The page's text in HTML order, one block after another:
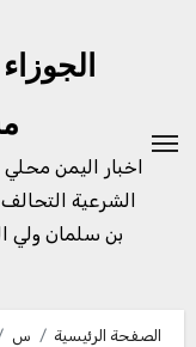
اخبار اليمن
الشرعية
بن سلمان ولي
الصفحة الرئيسية س